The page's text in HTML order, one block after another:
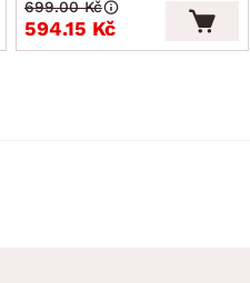
594.15 Kč
699.00 Kč